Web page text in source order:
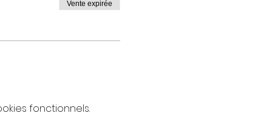
Vente expirée
fonctionnels.